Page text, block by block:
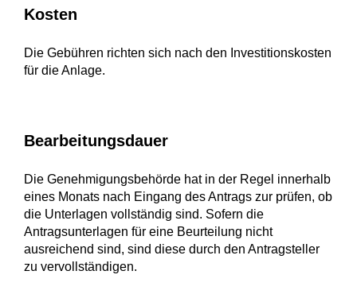
Kosten
Die Gebühren richten sich nach den Investitionskosten
für die Anlage.
Bearbeitungsdauer
Die Genehmigungsbehörde hat in der Regel innerhalb
eines Monats nach Eingang des Antrags zur prüfen, ob
die Unterlagen vollständig sind. Sofern die
Antragsunterlagen für eine Beurteilung nicht
ausreichend sind, sind diese durch den Antragsteller
zu vervollständigen.